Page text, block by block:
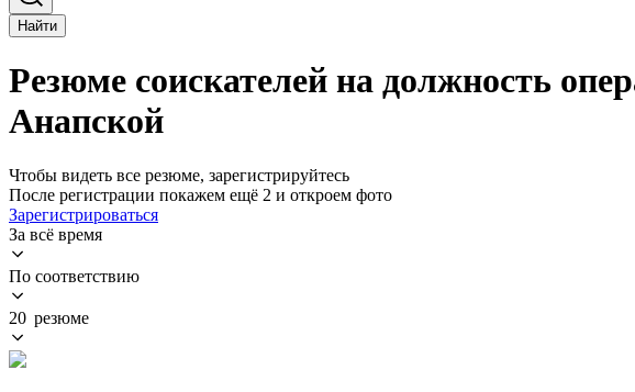
Найти
Резюме соискателей на должность
Анапской
Чтобы видеть все резюме, зарегистрируйтесь
После регистрации покажем ещё 2 и откроем фото
Зарегистрироваться
За всё время
По соответствию
20 резюме